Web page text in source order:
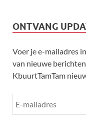
ONTVANG
Voer je e-mailadres
van nieuwe
KbuurtTamTam